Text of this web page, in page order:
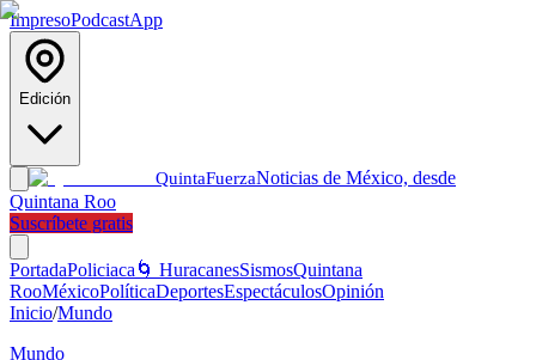
ImpresoPodcastApp
Edición
QuintaFuerzaNoticias de México, desde
Quintana Roo
Suscríbete gratis
PortadaPoliciaca 🌀 HuracanesSismosQuintana
RooMéxicoPolíticaDeportesEspectáculosOpinión
Inicio/Mundo
Mundo